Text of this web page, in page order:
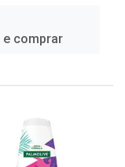
comprar